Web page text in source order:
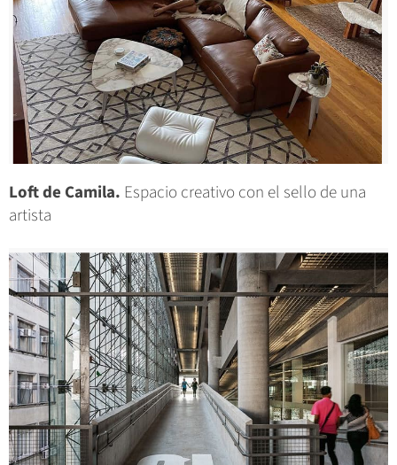
Loft de Camila. Espacio creativo con el sello de una
artista